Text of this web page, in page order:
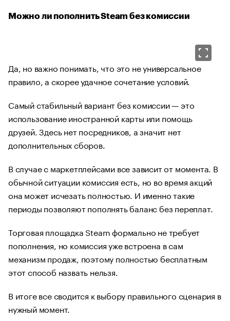
Можно ли пополнить Steam без комиссии
Да, но важно понимать, что это не универсальное
правило, а скорее удачное сочетание условий.
Самый стабильный вариант без комиссии — это
использование иностранной карты или помощь
друзей. Здесь нет посредников, а значит нет
дополнительных сборов.
В случае с маркетплейсами все зависит от момента. В
обычной ситуации комиссия есть, но во время акций
она может исчезать полностью. И именно такие
периоды позволяют пополнять баланс без переплат.
Торговая площадка Steam формально не требует
пополнения, но комиссия уже встроена в сам
механизм продаж, поэтому полностью бесплатным
этот способ назвать нельзя.
В итоге все сводится к выбору правильного сценария в
нужный момент.